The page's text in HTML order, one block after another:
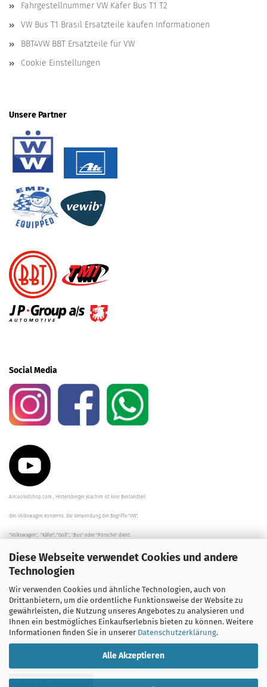
Diese Webseite verwendet Cookies und andere
Technologien
Wir verwenden Cookies und ähnliche Technologien, auch von
Drittanbietern, um die ordentliche Funktionsweise der Website zu
gewährleisten, die Nutzung unseres Angebotes zu analysieren und
Ihnen ein bestmögliches Einkaufserlebnis bieten zu können. Weitere
Informationen finden Sie in unserer Datenschutzerklärung.
Alle Akzeptieren
Fahrgestellnummer VW Käfer Bus T1 T2
VW Bus T1 Brasil Ersatzteile kaufen Informationen
BBT4VW BBT Ersatzteile für VW
Cookie Einstellungen
Unsere Partner
Social Media
Aircooledshop.com , Hintersberger Joachim ist kein Bestandteil
des Volkswagen Konzerns. Die Verwendung der Begriffe "VW",
"Volkswagen", "Käfer", "Golf", "Bus" oder "Porsche" dient
der Beschreibung der Teile und stellt in keinem Fall eine direkte
Verbindung zu dem Unternehmen "Volkswagen" her/da.
Die Beschreibungen, Zeichnungen und Angaben zur
Verwendung sind sorgfältig überprüft worden.
Vertrag widerrufen